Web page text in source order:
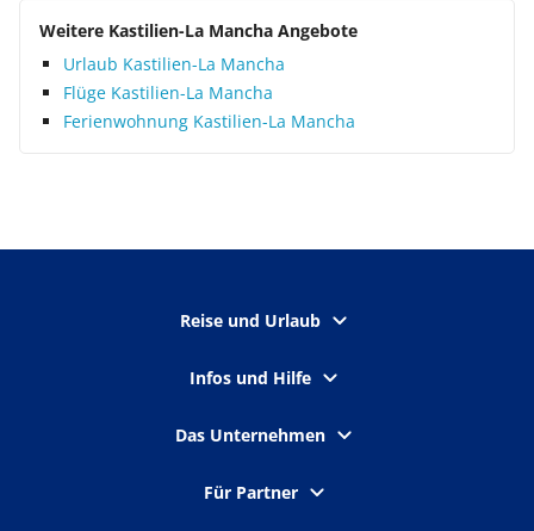
Weitere Kastilien-La Mancha Angebote
Urlaub Kastilien-La Mancha
Flüge Kastilien-La Mancha
Ferienwohnung Kastilien-La Mancha
Reise und Urlaub
Infos und Hilfe
Das Unternehmen
Für Partner